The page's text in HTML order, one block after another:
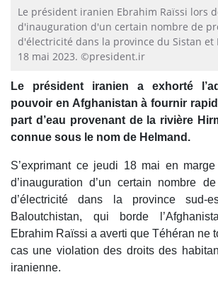
Le président iranien Ebrahim Raïssi lors
d'inauguration d'un certain nombre de
d'électricité dans la province du Sistan et
18 mai 2023. ©president.ir
Le président iranien a exhorté
pouvoir en Afghanistan à fournir
part d’eau provenant de la rivière
connue sous le nom de Helmand.
S’exprimant ce jeudi 18 mai en
d’inauguration d’un certain nombre
d’électricité dans la province sud-
Baloutchistan, qui borde
Ebrahim Raïssi a averti que Téhéran ne
cas une violation des droits des
iranienne.